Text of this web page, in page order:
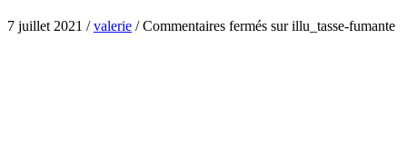
7 juillet 2021 /valerie /Commentaires fermés sur illu_tasse-fumante